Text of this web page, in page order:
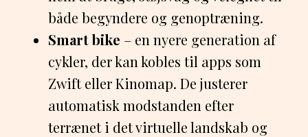
både begyndere og genoptræning.
Smart bike – en nyere generation af
cykler, der kan kobles til apps som
Zwift eller Kinomap. De justerer
automatisk modstanden efter
terrænet i det virtuelle landskab og